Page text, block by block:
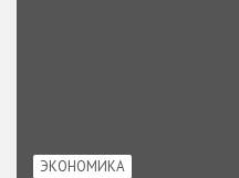
ЭКОНОМИКА